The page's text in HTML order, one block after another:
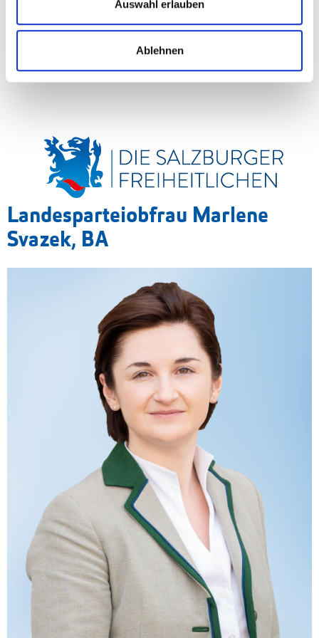
Auswahl erlauben
Ablehnen
Landesparteiobfrau Marlene
Svazek, BA